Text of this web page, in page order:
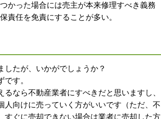
かった場合には売主が本来修理すべき義務
責任を免責にすることが多い。
したが、いかがでしょうか？
す。
なら不動産業者にすべきだと思いますし、
人向けに売っていく方がいいです（ただ、不
ぐに売却できない場合は業者に売却した方